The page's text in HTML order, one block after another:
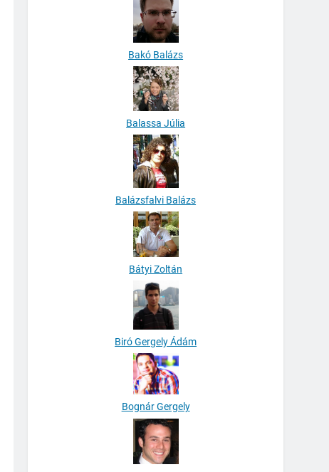
Bakó Balázs
Balassa Júlia
Balázsfalvi Balázs
Bátyi Zoltán
Biró Gergely Ádám
Bognár Gergely